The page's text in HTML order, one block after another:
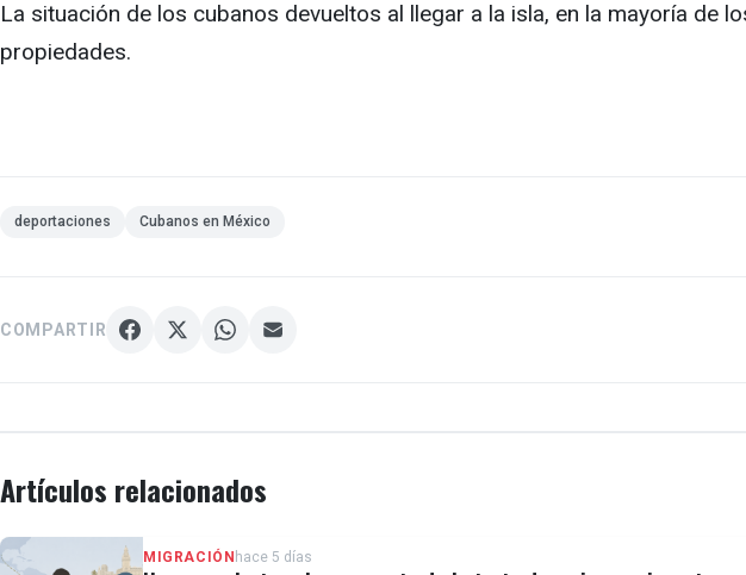
La situación de los cubanos devueltos al llegar a la isla, en la mayoría
propiedades.
deportaciones Cubanos en México
COMPARTIR
Artículos relacionados
MIGRACIÓN hace 5 días